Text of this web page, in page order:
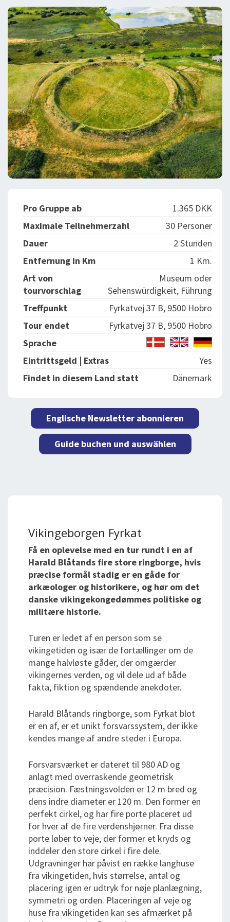
BUCHUNG
VORTRAG
ÜBER UNS
Pro Gruppe ab
1.365 DKK
Maximale Teilnehmerzahl
30 Personer
Dauer
2 Stunden
Entfernung in Km
1 Km.
Art von
tourvorschlag
Museum oder
Sehenswürdigkeit, Führung
Treffpunkt
Fyrkatvej 37 B, 9500 Hobro
Tour endet
Fyrkatvej 37 B, 9500 Hobro
Sprache
Eintrittsgeld | Extras
Yes
Findet in diesem Land statt
Dänemark
Englische Newsletter abonnieren
Guide buchen und auswählen
Vikingeborgen Fyrkat
Få en oplevelse med en tur rundt i en af
Harald Blåtands fire store ringborge, hvis
præcise formål stadig er en gåde for
arkæologer og historikere, og hør om det
danske vikingekongedømmes politiske og
militære historie.
Turen er ledet af en person som se
vikingetiden og især de fortællinger om de
mange halvløste gåder, der omgærder
vikingernes verden, og vil dele ud af både
fakta, fiktion og spændende anekdoter.
Harald Blåtands ringborge, som Fyrkat blot
er en af, er et unikt forsvarssystem, der ikke
kendes mange af andre steder i Europa.
Forsvarsværket er dateret til 980 AD og
anlagt med overraskende geometrisk
præcision. Fæstningsvolden er 12 m bred og
dens indre diameter er 120 m. Den former en
perfekt cirkel, og har fire porte placeret ud
for hver af de fire verdenshjørner. Fra disse
porte løber to veje, der former et kryds og
inddeler den store cirkel i fire dele.
Udgravninger har påvist en række langhuse
fra vikingetiden, hvis størrelse, antal og
placering igen er udtryk for nøje planlægning,
symmetri og orden. Placeringen af veje og
huse fra vikingetiden kan ses afmærket på